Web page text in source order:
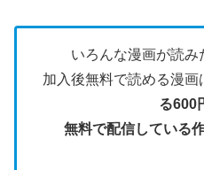
いろんな漫画が読み
加入後無料で読める漫画
る600
無料で配信している